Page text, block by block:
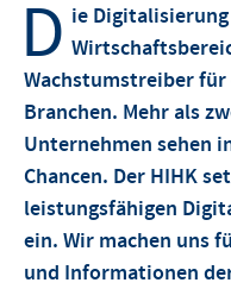
D ie
Wachstumstreiber
Branchen. Mehr als
Unternehmen sehen
Chancen. Der HIHK
leistungsfähigen
ein. Wir machen uns
und Informationen